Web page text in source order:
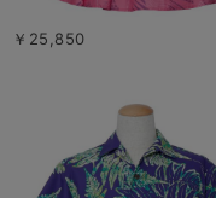
￥25,850